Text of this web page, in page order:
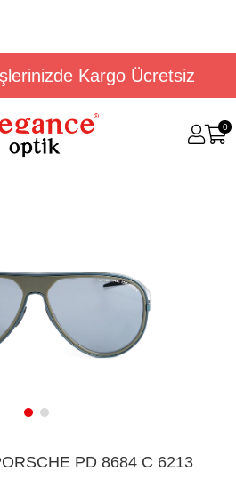
Kargo Ücretsiz
0
PD 8684 C 6213